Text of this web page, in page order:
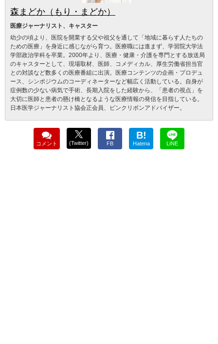
森まどか（もり・まどか）
医療ジャーナリスト、キャスター
幼少の頃より、医院を開業する父や祖父を通して「地域に暮らす人たちの
ための医療」を身近に感じながら育つ。医療職には進まず、学習院大学法
学部政治学科を卒業。2000年より、医療・健康・介護を専門とする放送局
のキャスターとして、現場取材、医師、コメディカル、厚生労働省担当官
との対談など数多くの医療番組に出演。医療コンテンツの企画・プロデュ
ース、シンポジウムのコーディネーターなど幅広く活動している。自身が
症例数の少ない病気で手術、長期入院をした経験から、「患者の視点」を
大切に医師と患者の懸け橋となるような医療情報の発信を目指している。
日本医学ジャーナリスト協会正会員、ピンクリボンアドバイザー。
コメント (Twitter) FB
B!
Hatena LINE